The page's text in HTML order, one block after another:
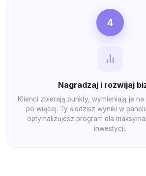
4
Nagradzaj i rozwijaj
Klienci zbierają punkty, wymieniają je
po więcej. Ty śledzisz wyniki w
optymalizujesz program dla
inwestycji.